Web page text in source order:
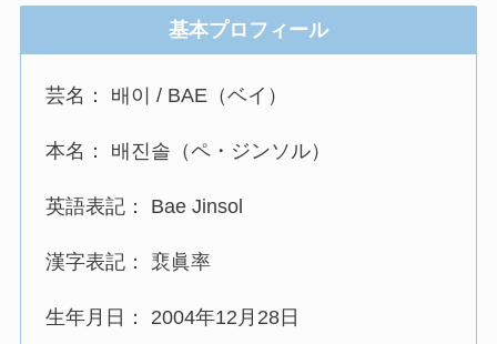
基本プロフィール
芸名： 배이 / BAE（ベイ）
本名： 배진솔（ペ・ジンソル）
英語表記： Bae Jinsol
漢字表記： 裵眞率
生年月日： 2004年12月28日